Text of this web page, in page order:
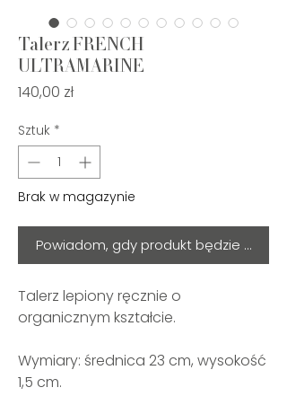
Talerz FRENCH
ULTRAMARINE
140,00 złCena
Sztuk *
Brak w magazynie
Powiadom, gdy produkt będzie
Talerz lepiony ręcznie o
organicznym kształcie.
Wymiary: średnica 23 cm, wysokość
1,5 cm.